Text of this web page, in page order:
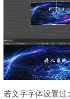
若文字字体设置